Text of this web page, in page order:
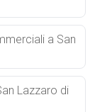
a San
Lazzaro di